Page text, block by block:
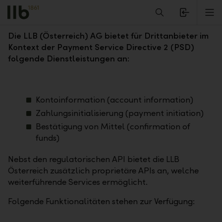
Alerts.Headline
PSD2
Die LLB (Österreich) AG bietet für Drittanbieter im
Kontext der Payment Service Directive 2 (PSD)
folgende Dienstleistungen an:
Kontoinformation (account information)
Zahlungsinitialisierung (payment initiation)
Bestätigung von Mittel (confirmation of
funds)
Nebst den regulatorischen API bietet die LLB
Österreich zusätzlich proprietäre APIs an, welche
weiterführende Services ermöglicht.
Folgende Funktionalitäten stehen zur Verfügung: